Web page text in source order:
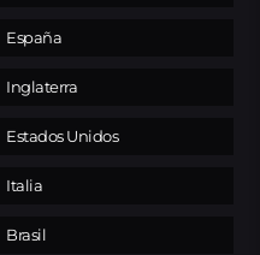
España
Inglaterra
Estados Unidos
Italia
Brasil